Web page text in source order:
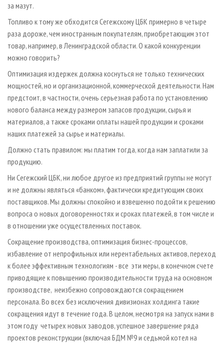
за мазут.
Топливо к тому же обходится Сегежскому ЦБК примерно в четыре
раза дороже, чем иностранным покупателям, приобретающим этот
товар, например, в Ленинградской области. О какой конкуренции
можно говорить?
Оптимизация издержек должна коснуться не только технических
мощностей, но и организационной, коммерческой деятельности. Нам
предстоит, в частности, очень серьезная работа по установлению
нового баланса между размером запасов продукции, сырья и
материалов, а также сроками оплаты нашей продукции и сроками
наших платежей за сырье и материалы.
Должно стать правилом: мы платим тогда, когда нам заплатили за
продукцию.
Ни Сегежский ЦБК, ни любое другое из предприятий группы не могут
и не должны являться «банком», фактически кредитующим своих
поставщиков. Мы должны спокойно и взвешенно подойти к решению
вопроса о новых договоренностях и сроках платежей, в том числе и
в отношении уже осуществленных поставок.
Сокращение производства, оптимизация бизнес-процессов,
избавление от непрофильных или нерентабельных активов, переход
к более эффективным технологиям - все эти меры, в конечном счете
приводящие к повышению производительности труда на основном
производстве, неизбежно сопровождаются сокращением
персонала. Во всех без исключения дивизионах холдинга такие
сокращения идут в течение года. В целом, несмотря на запуск нами в
этом году четырех новых заводов, успешное завершение ряда
проектов реконструкции (включая БДМ №9 и седьмой котел на